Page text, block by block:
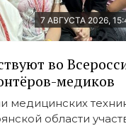
7 АВГУСТА 2026,
во
медиков
медицинских
области